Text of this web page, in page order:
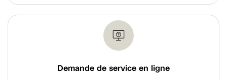
Demande de service en ligne